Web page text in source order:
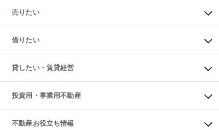
新築・分譲マンションの購入
中古マンションの購入
一戸建ての購入
中古一戸建ての購入
不動産購入の流れ
注目キーワード物件特集
購入ガイド
English 繁体中文簡体中文
売りたい
一戸建ての売却・査定
土地の売却・査定
スピードAI査定
不動産査定について
不動産売却の流れ
不動産買換えの流れ
売却ガイド
借りたい
オフィス・店舗の賃貸
借りるときの流れ
借りるガイド
貸したい・賃貸経営
マンション賃料データ
賃貸管理プラン
リロケーションについて
貸すガイド
投資用・事業用不動産
事業用不動産
マンション投資
不動産お役立ち情報